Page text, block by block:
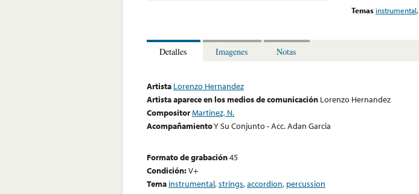
Temas instrumental,
Detalles Imagenes Notas
Artista Lorenzo Hernandez
Artista aparece en los medios de comunicación Lorenzo Hernandez
CompositorMartinez, N.
AcompañamientoY Su Conjunto - Acc. Adan Garcia
Formato de grabación45
Condición:V+
Tema instrumental,strings,accordion, percussion